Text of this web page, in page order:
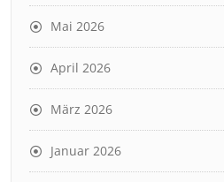
Mai 2026
April 2026
März 2026
Januar 2026